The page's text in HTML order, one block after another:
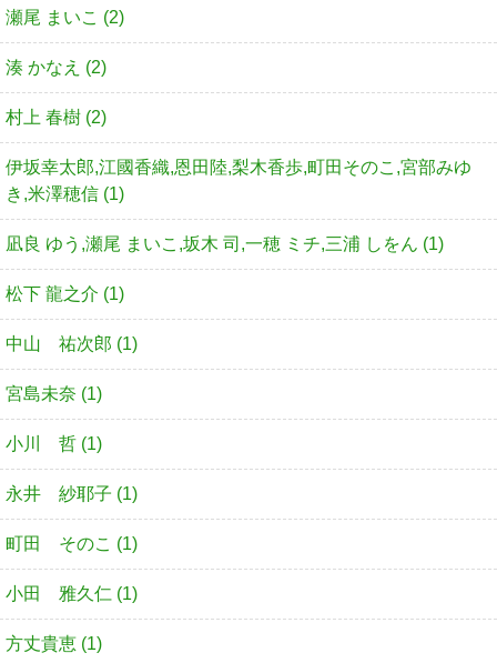
瀬尾 まいこ (2)
湊 かなえ (2)
村上 春樹 (2)
伊坂幸太郎,江國香織,恩田陸,梨木香歩,町田そのこ,宮部みゆ
き,米澤穂信 (1)
凪良 ゆう,瀬尾 まいこ,坂木 司,一穂 ミチ,三浦 しをん (1)
松下 龍之介 (1)
中山 祐次郎 (1)
宮島未奈 (1)
小川 哲 (1)
永井 紗耶子 (1)
町田 そのこ (1)
小田 雅久仁 (1)
方丈貴恵 (1)